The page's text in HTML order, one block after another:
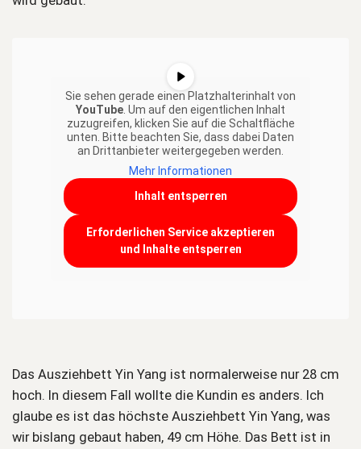
Sie sehen gerade einen Platzhalterinhalt von
YouTube . Um auf den eigentlichen Inhalt
zuzugreifen, klicken Sie auf die Schaltfläche
unten. Bitte beachten Sie, dass dabei Daten
an Drittanbieter weitergegeben werden.
Mehr Informationen
Inhalt entsperren
Erforderlichen Service akzeptieren
und Inhalte entsperren
Das Ausziehbett Yin Yang ist normalerweise nur 28 cm
hoch. In diesem Fall wollte die Kundin es anders. Ich
glaube es ist das höchste Ausziehbett Yin Yang, was
wir bislang gebaut haben, 49 cm Höhe. Das Bett ist in